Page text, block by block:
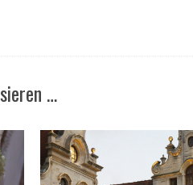
…